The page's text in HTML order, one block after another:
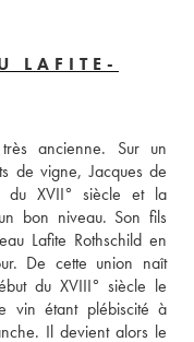
LAFITE-
ancienne. Sur un
de vigne, Jacques de
du XVII° siècle et la
bon niveau. Son fils
Lafite Rothschild en
De cette union naît
du XVIII° siècle le
vin étant plébiscité à
Il devient alors le